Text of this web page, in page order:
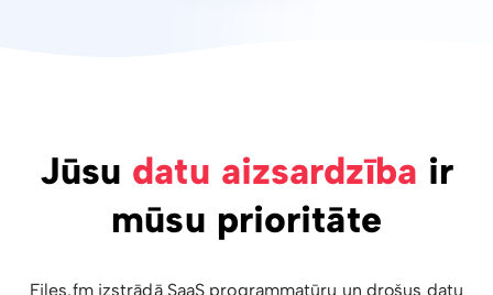
Jūsu datu aizsardzība ir
mūsu prioritāte
Files.fm izstrādā SaaS programmatūru un drošus datu